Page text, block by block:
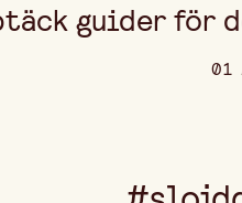
guider för
01